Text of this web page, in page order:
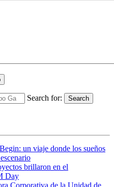
Search for: Search
un viaje donde los sueños
brillaron en el
Day
Corporativa de la Unidad de